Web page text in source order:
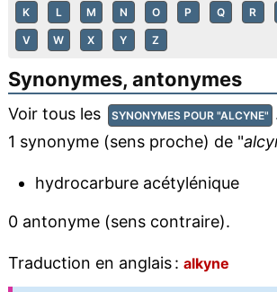
K L M N O P Q R
V W X Y Z
Synonymes, antonymes
Voir tous les SYNONYMES POUR "ALCYNE"
1 synonyme (sens proche) de "
hydrocarbure acétylénique
0 antonyme (sens contraire).
Traduction en anglais : alkyne